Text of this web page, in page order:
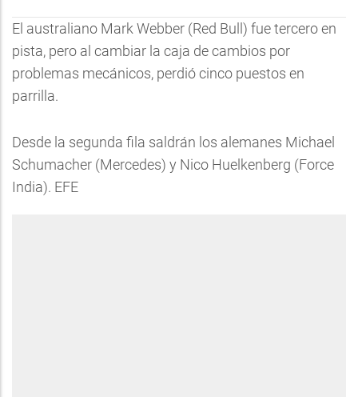
El australiano Mark Webber (Red Bull) fue tercero en
pista, pero al cambiar la caja de cambios por
problemas mecánicos, perdió cinco puestos en
parrilla.
Desde la segunda fila saldrán los alemanes Michael
Schumacher (Mercedes) y Nico Huelkenberg (Force
India). EFE